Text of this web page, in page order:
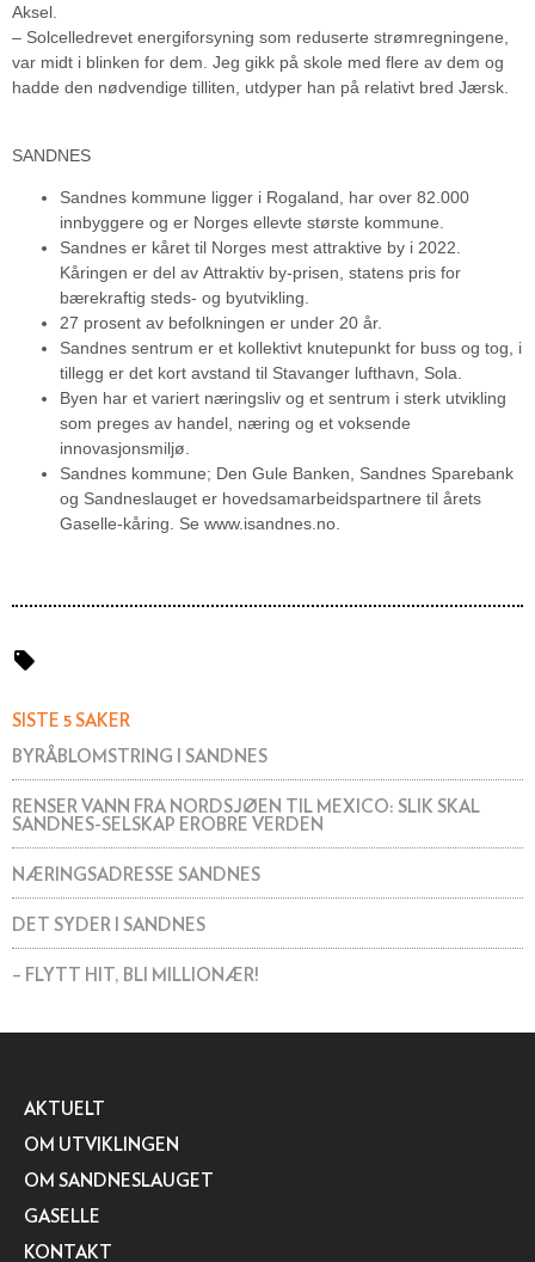
Aksel.
– Solcelledrevet energiforsyning som reduserte strømregningene,
var midt i blinken for dem. Jeg gikk på skole med flere av dem og
hadde den nødvendige tilliten, utdyper han på relativt bred Jærsk.
SANDNES
Sandnes kommune ligger i Rogaland, har over 82.000
innbyggere og er Norges ellevte største kommune.
Sandnes er kåret til Norges mest attraktive by i 2022.
Kåringen er del av Attraktiv by-prisen, statens pris for
bærekraftig steds- og byutvikling.
27 prosent av befolkningen er under 20 år.
Sandnes sentrum er et kollektivt knutepunkt for buss og tog, i
tillegg er det kort avstand til Stavanger lufthavn, Sola.
Byen har et variert næringsliv og et sentrum i sterk utvikling
som preges av handel, næring og et voksende
innovasjonsmiljø.
Sandnes kommune; Den Gule Banken, Sandnes Sparebank
og Sandneslauget er hovedsamarbeidspartnere til årets
Gaselle-kåring. Se www.isandnes.no.
SISTE 5 SAKER
BYRÅBLOMSTRING I SANDNES
RENSER VANN FRA NORDSJØEN TIL MEXICO: SLIK SKAL
SANDNES-SELSKAP EROBRE VERDEN
NÆRINGSADRESSE SANDNES
DET SYDER I SANDNES
– FLYTT HIT, BLI MILLIONÆR!
AKTUELT
OM UTVIKLINGEN
OM SANDNESLAUGET
GASELLE
KONTAKT